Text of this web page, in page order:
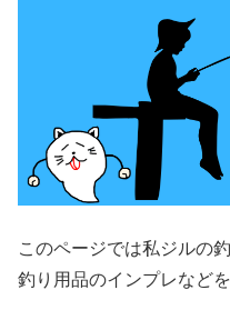
このページでは私ジルの
釣り用品のインプレなど